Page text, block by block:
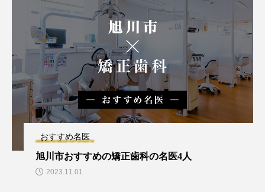
おすすめ名医
旭川市おすすめの矯正歯科の名医4人
2023.11.01